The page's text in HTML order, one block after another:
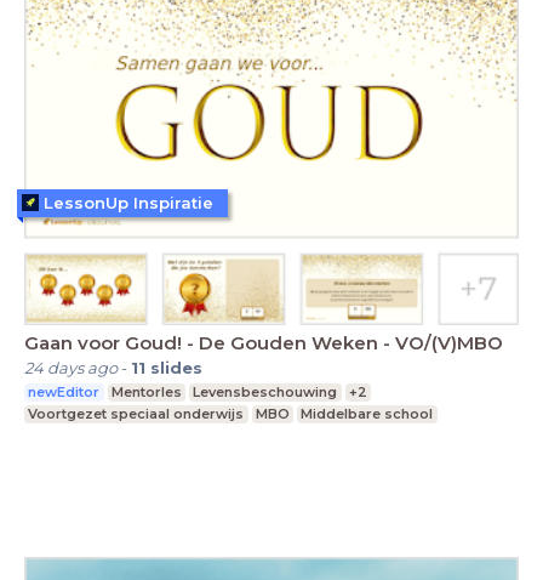
Gaan voor Goud! - De Gouden Weken - VO/(V)MBO
24 days ago- 11 slides
newEditor Mentorles Levensbeschouwing
+2
Voortgezet speciaal onderwijs
MBO Middelbare school
LessonUp Inspiratie